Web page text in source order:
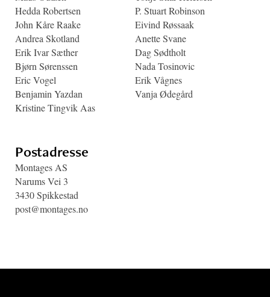
Hedda Robertsen
P. Stuart Robinson
John Kåre Raake
Eivind Røssaak
Andrea Skotland
Anette Svane
Erik Ivar Sæther
Dag Sødtholt
Bjørn Sørenssen
Nada Tosinovic
Eric Vogel
Erik Vågnes
Benjamin Yazdan
Vanja Ødegård
Kristine Tingvik Aas
Postadresse
Montages AS
Narums Vei 3
3430 Spikkestad
post@montages.no